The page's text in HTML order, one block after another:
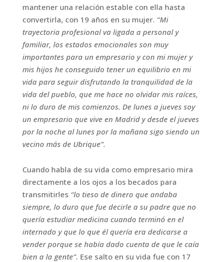
mantener una relación estable con ella hasta
convertirla, con 19 años en su mujer. “Mi
trayectoria profesional va ligada a personal y
familiar, los estados emocionales son muy
importantes para un empresario y con mi mujer y
mis hijos he conseguido tener un equilibrio en mi
vida para seguir disfrutando la tranquilidad de la
vida del pueblo, que me hace no olvidar mis raíces,
ni lo duro de mis comienzos. De lunes a jueves soy
un empresario que vive en Madrid y desde el jueves
por la noche al lunes por la mañana sigo siendo un
vecino más de Ubrique”.
Cuando habla de su vida como empresario mira
directamente a los ojos a los becados para
transmitirles “lo tieso de dinero que andaba
siempre, lo duro que fue decirle a su padre que no
quería estudiar medicina cuando terminó en el
internado y que lo que él quería era dedicarse a
vender porque se había dado cuenta de que le caía
bien a la gente”. Ese salto en su vida fue con 17